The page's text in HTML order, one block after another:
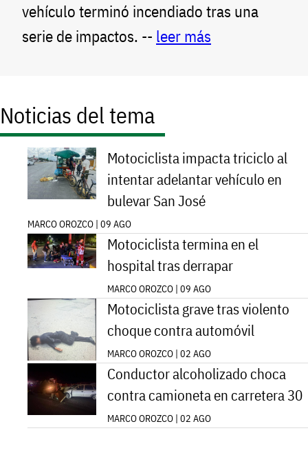
vehículo terminó incendiado tras una
serie de impactos. -- leer más
Noticias del tema
Motociclista impacta triciclo al
intentar adelantar vehículo en
bulevar San José
MARCO OROZCO | 09 AGO
Motociclista termina en el
hospital tras derrapar
MARCO OROZCO | 09 AGO
Motociclista grave tras violento
choque contra automóvil
MARCO OROZCO | 02 AGO
Conductor alcoholizado choca
contra camioneta en carretera 30
MARCO OROZCO | 02 AGO